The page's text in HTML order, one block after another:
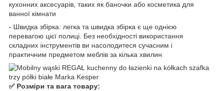
кухонних аксесуарів, таких як баночки або косметика для
ванної кімнати
- Швидка збірка: легка та швидка збірка є ще однією
перевагою цієї полиці. Без необхідності використання
складних інструментів ви насолодитеся сучасним і
практичним предметом меблів за кілька хвилин
✅ Розміри та вага товару: